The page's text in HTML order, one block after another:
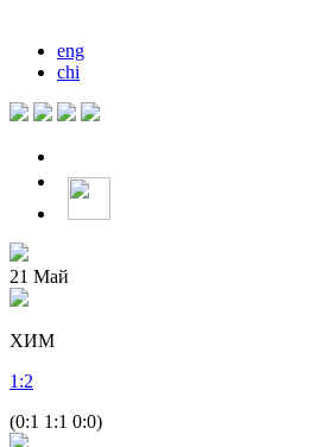
eng
chi
21 Май
ХИМ
1 :2
(0:1 1:1 0:0)